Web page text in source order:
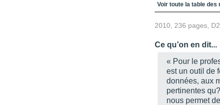
Chapitre 1: La
langage et de la
d’enseignantes
Chapitre 4: La
Chapitre 5:
la littératie et contexte
Voir toute la table des
2010, 236 pages,
Ce qu’on en dit...
« Pour le
est un outil de
données, aux
pertinentes
nous permet